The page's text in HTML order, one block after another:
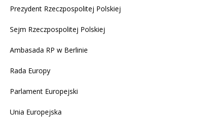
Prezydent Rzeczpospolitej Polskiej
Sejm Rzeczpospolitej Polskiej
Ambasada RP w Berlinie
Rada Europy
Parlament Europejski
Unia Europejska